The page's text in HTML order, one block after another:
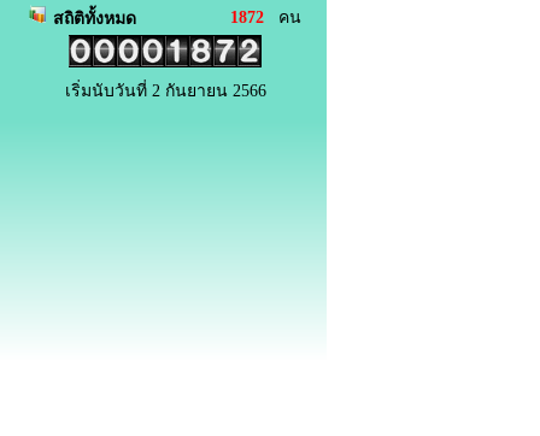
สถิติทั้งหมด
1872 คน
เริ่มนับวันที่ 2 กันยายน 2566